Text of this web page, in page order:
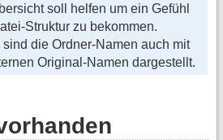
soll helfen um ein Gefühl
Struktur zu bekommen.
sind die Ordner-Namen auch mit
Original-Namen dargestellt.